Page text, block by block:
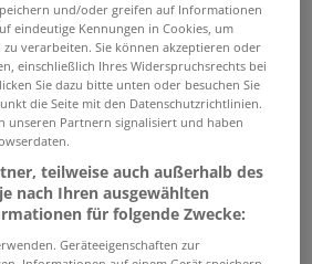
d)
Bauunternehmung
(m/w/d)
und/oder greifen auf Informationen
eindeutige Kennungen in Cookies, um
zu verarbeiten. Sie können akzeptieren oder
einschließlich Ihres Widerspruchsrechts bei
Sie dazu bitte unten oder besuchen Sie
die Seite mit den Datenschutzrichtlinien.
unseren Partnern signalisiert und haben
teilweise auch außerhalb des
nach Ihren ausgewählten
für folgende Zwecke:
Geräteeigenschaften zur